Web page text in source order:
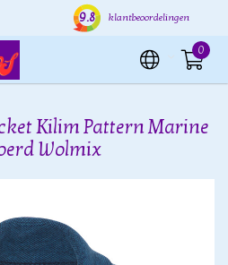
Verzending binnen 24 uur
9.8 klantbeoordelingen
0
Kilim Pattern Marine
Wolmix